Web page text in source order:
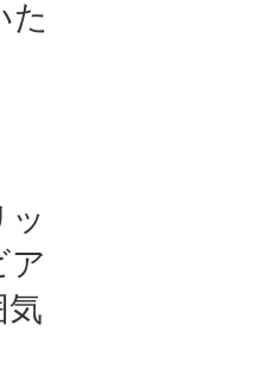
た
ッ
ア
気